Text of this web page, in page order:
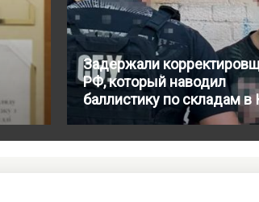
Задержали
РФ, который наводил
баллистику по складам в